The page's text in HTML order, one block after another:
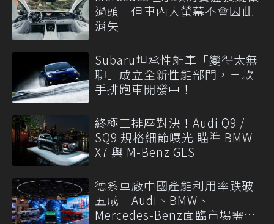
過頭 但車內大螢幕不會因此
消失
Subaru坦承性能車「變得太無
聊」成立全新性能部門，三款
手排跑車開發中！
終極三排座對決！Audi Q9 /
SQ9 規格細節曝光 瞄準 BMW
X7 與 M-Benz GLS
德系車廠中國產能利用率跌破
五成 Audi、BMW、
Mercedes-Benz面臨市場需求